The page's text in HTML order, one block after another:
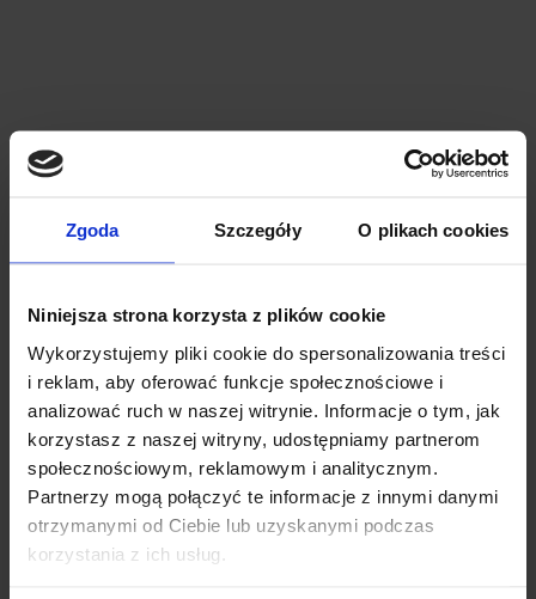
Zgoda Szczegóły O plikach cookies
Niniejsza strona korzysta z plików cookie
Wykorzystujemy pliki cookie do spersonalizowania treści
i reklam, aby oferować funkcje społecznościowe i
analizować ruch w naszej witrynie. Informacje o tym, jak
korzystasz z naszej witryny, udostępniamy partnerom
społecznościowym, reklamowym i analitycznym.
Partnerzy mogą połączyć te informacje z innymi danymi
otrzymanymi od Ciebie lub uzyskanymi podczas
korzystania z ich usług.
SPECYFIKACJA TECHNICZNA